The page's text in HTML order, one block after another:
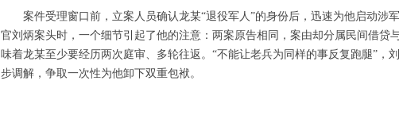
案件受理窗口前，立案人员确认龙某“退役军人”的身份后 ，迅速为他启动涉
官刘炳案头时，一个细节引起了他的注意：两案原告相同，案由却分属民间借贷
味着龙某至少要经历两次庭审、多轮往返。 “不能让老兵为同样的事反复跑腿”，
步调解，争取一次性为他卸下双重包袱。